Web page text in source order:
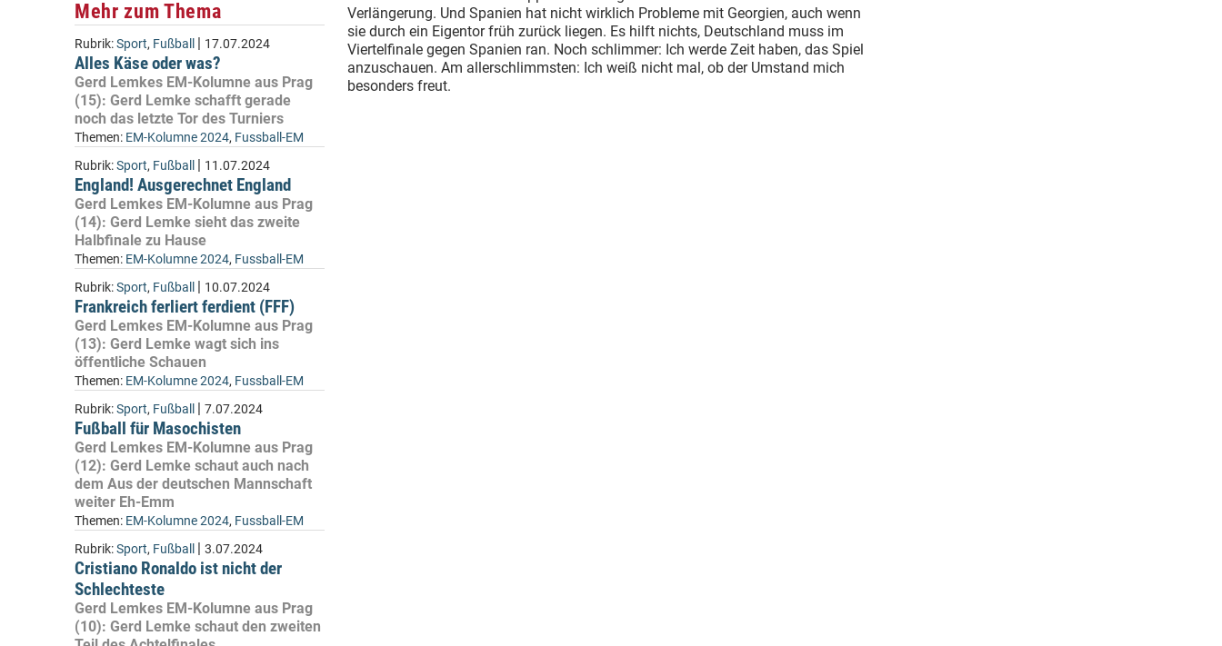
Mehr zum Thema
Rubrik:Sport, Fußball | 17.07.2024
Alles Käse oder was?
Gerd Lemkes EM-Kolumne aus Prag
(15): Gerd Lemke schafft gerade
noch das letzte Tor des Turniers
Themen: EM-Kolumne 2024, Fussball-EM
Rubrik:Sport, Fußball | 11.07.2024
England! Ausgerechnet England
Gerd Lemkes EM-Kolumne aus Prag
(14): Gerd Lemke sieht das zweite
Halbfinale zu Hause
Themen: EM-Kolumne 2024, Fussball-EM
Rubrik:Sport, Fußball | 10.07.2024
Frankreich ferliert ferdient (FFF)
Gerd Lemkes EM-Kolumne aus Prag
(13): Gerd Lemke wagt sich ins
öffentliche Schauen
Themen: EM-Kolumne 2024, Fussball-EM
Rubrik:Sport, Fußball | 7.07.2024
Fußball für Masochisten
Gerd Lemkes EM-Kolumne aus Prag
(12): Gerd Lemke schaut auch nach
dem Aus der deutschen Mannschaft
weiter Eh-Emm
Themen: EM-Kolumne 2024, Fussball-EM
Rubrik:Sport, Fußball | 3.07.2024
Cristiano Ronaldo ist nicht der
Schlechteste
Gerd Lemkes EM-Kolumne aus Prag
(10): Gerd Lemke schaut den zweiten
Verlängerung. Und Spanien hat nicht wirklich Probleme mit Georgien, auch wenn
sie durch ein Eigentor früh zurück liegen. Es hilft nichts, Deutschland muss im
Viertelfinale gegen Spanien ran. Noch schlimmer: Ich werde Zeit haben, das Spiel
anzuschauen. Am allerschlimmsten: Ich weiß nicht mal, ob der Umstand mich
besonders freut.